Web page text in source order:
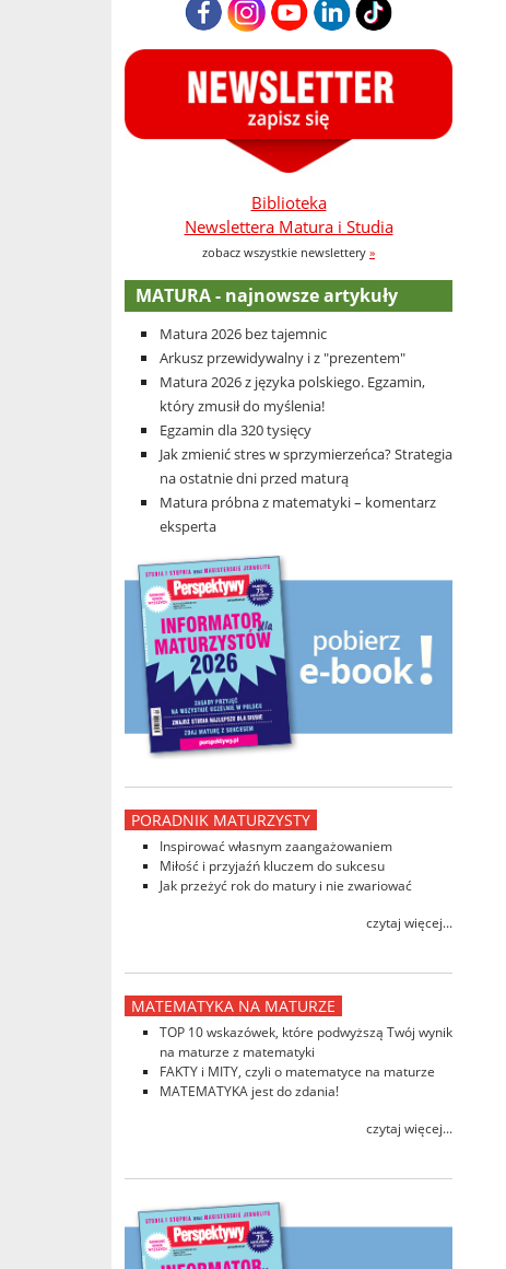
Biblioteka
Newslettera Matura i Studia
zobacz wszystkie newslettery »
MATURA - najnowsze artykuły
Matura 2026 bez tajemnic
Arkusz przewidywalny i z "prezentem"
Matura 2026 z języka polskiego. Egzamin,
który zmusił do myślenia!
Egzamin dla 320 tysięcy
Jak zmienić stres w sprzymierzeńca? Strategia
na ostatnie dni przed maturą
Matura próbna z matematyki – komentarz
eksperta
PORADNIK MATURZYSTY
Inspirować własnym zaangażowaniem
Miłość i przyjaźń kluczem do sukcesu
Jak przeżyć rok do matury i nie zwariować
czytaj więcej...
MATEMATYKA NA MATURZE
TOP 10 wskazówek, które podwyższą Twój wynik
na maturze z matematyki
FAKTY i MITY, czyli o matematyce na maturze
MATEMATYKA jest do zdania!
czytaj więcej...